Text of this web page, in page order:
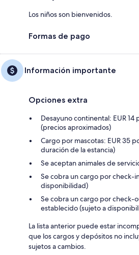
Los niños son bienvenidos.
Formas de pago
Información importante
Opciones extra
Desayuno continental: EUR 14
(precios aproximados)
Cargo por mascotas: EUR 35
duración de la estancia)
Se aceptan animales de
Se cobra un cargo por check-
disponibilidad)
Se cobra un cargo por check-
establecido (sujeto a
La lista anterior puede estar
que los cargos y depósitos no
sujetos a cambios.